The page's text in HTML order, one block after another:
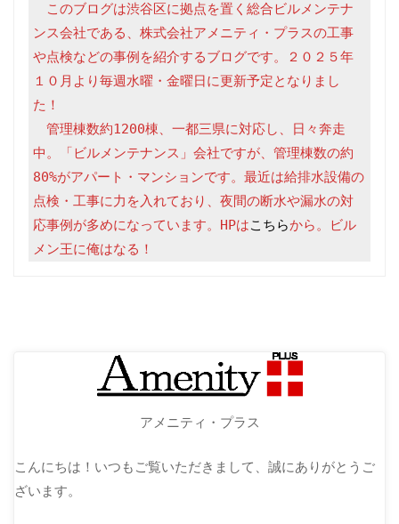
このブログは渋谷区に拠点を置く総合ビルメンテナ
ンス会社である、株式会社アメニティ・プラスの工事
や点検などの事例を紹介するブログです。２０２５年
１０月より毎週水曜・金曜日に更新予定となりまし
た！
管理棟数約1200棟、一都三県に対応し、日々奔走
中。「ビルメンテナンス」会社ですが、管理棟数の約
80%がアパート・マンションです。最近は給排水設備の
点検・工事に力を入れており、夜間の断水や漏水の対
応事例が多めになっています。HPはこちらから。ビル
メン王に俺はなる！
アメニティ・プラス
こんにちは！いつもご覧いただきまして、誠にありがとうご
ざいます。